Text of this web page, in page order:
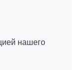
нашего